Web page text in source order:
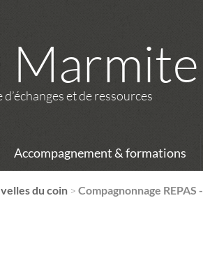
Marmite
et de ressources
Accompagnement & formations
du coin >Compagnonnage